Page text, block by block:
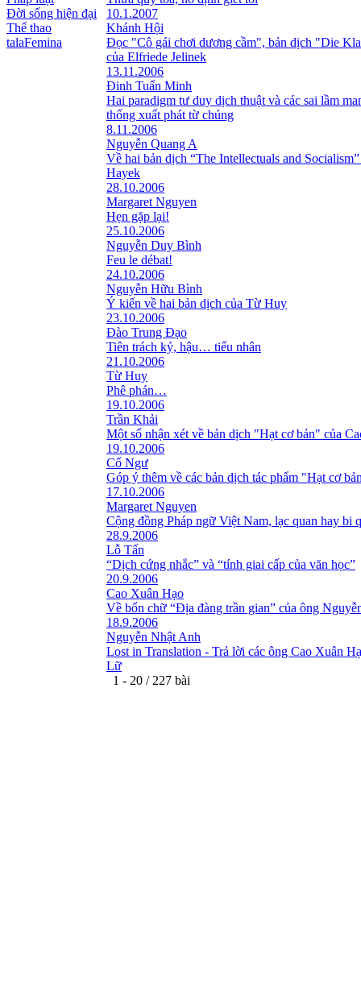
Đời sống hiện đại
Thể thao
talaFemina
10.1.2007
Khánh Hội
Đọc "Cô gái chơi dương cầm", bản dịch "Die
của Elfriede Jelinek
13.11.2006
Đinh Tuấn Minh
Hai paradigm tư duy dịch thuật và các sai lầm
thống xuất phát từ chúng
8.11.2006
Nguyễn Quang A
Về hai bản dịch “The Intellectuals and
Hayek
28.10.2006
Margaret Nguyen
Hẹn gặp lại!
25.10.2006
Nguyễn Duy Bình
Feu le débat!
24.10.2006
Nguyễn Hữu Bình
Ý kiến về hai bản dịch của Từ Huy
23.10.2006
Đào Trung Đạo
Tiên trách kỷ, hậu… tiếu nhân
21.10.2006
Từ Huy
Phê phán…
19.10.2006
Trần Khải
Một số nhận xét về bản dịch "Hạt cơ bản" của
19.10.2006
Cổ Ngư
Góp ý thêm về các bản dịch tác phẩm "Hạt cơ
17.10.2006
Margaret Nguyen
Cộng đồng Pháp ngữ Việt Nam, lạc quan hay bi
28.9.2006
Lỗ Tấn
“Dịch cứng nhắc” và “tính giai cấp của văn học”
20.9.2006
Cao Xuân Hạo
Về bốn chữ “Địa đàng trần gian” của ông
18.9.2006
Nguyễn Nhật Anh
Lost in Translation - Trả lời các ông Cao Xuân
Lữ
1 - 20 / 227 bài